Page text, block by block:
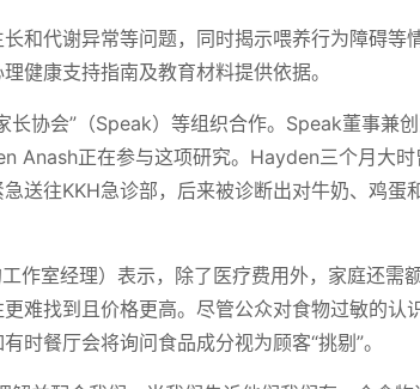
和代谢异常等问题，同时揭示喂养行为障碍等
健康支持指南及教育材料提供依据。
长协会”（Speak）等组织合作。Speak董事兼
Anash正在参与这项研究。Hayden三个月大
送往KKH急诊部，后来被诊断出对牛奶、鸡蛋
作室经理）表示，除了医疗费用外，家庭还需
难找到且价格更高。尽管公众对食物过敏的认
时餐厅会将询问食品成分视为顾客“挑剔”。